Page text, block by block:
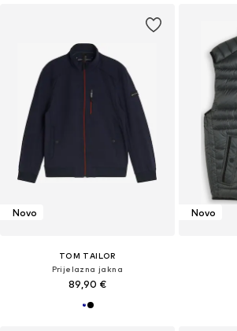
Novo
TOM TAILOR
Prijelazna jakna
89,90 €
Novo